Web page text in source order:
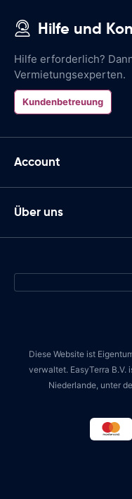
Hilfe und
Hilfe erforderlich?
Vermietungsexperten.
Kundenbetreuung
Account
Über uns
Diese Website ist
verwaltet. EasyTerra B.V.
Niederlande, unter